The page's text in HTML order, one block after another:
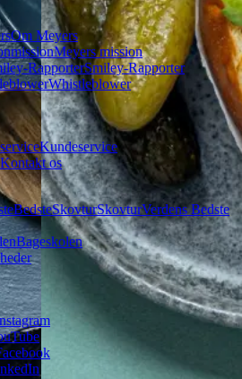
Om Meyers
missionMeyers mission
RapporterSmiley-Rapporter
Whistleblower
Kundeservice
Kontakt os
BedsteSkovturSkovturVerdens Bedste
Bageskolen